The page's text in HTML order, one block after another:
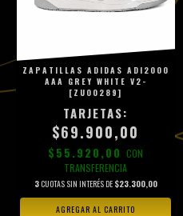
ZAPATILLAS ADIDAS ADI2000
AAA GREY WHITE V2-
[ZU00289]
$69.900,00
$55.920,00 CON
TRANSFERENCIA
3CUOTAS SIN INTERÉS DE $23.300,00
AGREGAR AL CARRITO